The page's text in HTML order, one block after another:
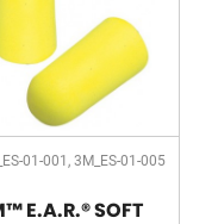
01-001, 3M_ES-01-005
E.A.R.® SOFT